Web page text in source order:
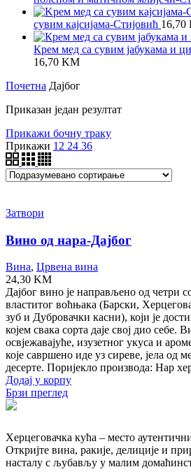
сувим кајсијама-Стијовић 16,70
Крем мед са сувим јабукама и
16,70 KM
Почетна Дајбог
Приказан један резултат
Прикажи бочну траку
Прикажи 12 24 36
Затвори
Вино од нара-Дајбог
Вина, Црвена вина
24,30 KM
Дајбог вино је направљено од четри
властитог воћњака (Барски,
зуб и Дубровачки касни), који је
којем свака сорта даје свој дио себе.
освјежавајуће, изузетног укуса и
које савршено иде уз сиреве, јела од
десерте. Поријекло производа: Нар
Додај у корпу
Брзи преглед
Херцеговачка кућа – место
Откријте вина, ракије, делиције и
насталу с љубављу у малим